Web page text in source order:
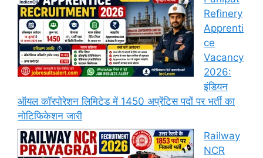
Refinery
Apprenti
ce
Vacancy
2026:
इंडियन
ऑयल कॉरपोरेशन लिमिटेड में 1450 अप्रेंटिस पदों पर भर्ती का
नोटिफिकेशन जारी
Railway
NCR